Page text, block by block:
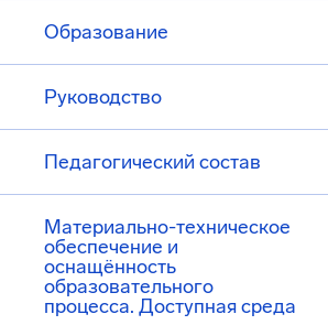
Образование
Руководство
Педагогический состав
Материально-техническое
обеспечение и
оснащённость
образовательного
процесса. Доступная среда